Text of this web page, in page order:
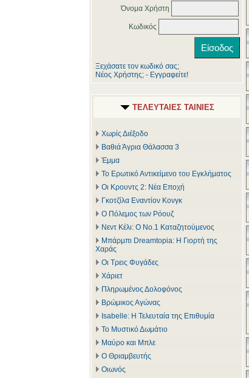
Όνομα Χρήστη
Κωδικός
Ξεχάσατε τον κωδικό σας;
Νέος Χρήστης; - Εγγραφείτε!
ΤΕΛΕΥΤΑΙΕΣ ΤΑΙΝΙΕΣ
Χωρίς Διέξοδο
Βαθιά Άγρια Θάλασσα 3
Έμμα
Το Ερωτικό Αντικείμενο του Εγκλήματος
Οι Κρουντς 2: Νέα Εποχή
Γκοτζίλα Εναντίον Κονγκ
Ο Πόλεμος των Ρόουζ
Νεντ Κέλι: Ο Νο.1 Καταζητούμενος
Μπάρμπι Dreamtopia: Η Γιορτή της
Χαράς
Οι Τρεις Φυγάδες
Χάριετ
Πληρωμένος Δολοφόνος
Βρώμικος Αγώνας
Isabelle: Η Τελευταία της Επιθυμία
Το Μυστικό Δωμάτιο
Μαύρο και Μπλε
Ο Θριαμβευτής
Οιωνός